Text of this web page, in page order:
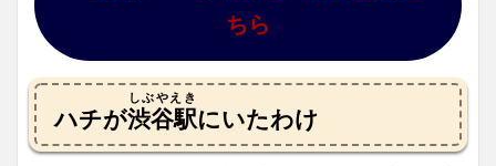
ちら
ハチが渋谷駅
しぶやえき
にいたわけ